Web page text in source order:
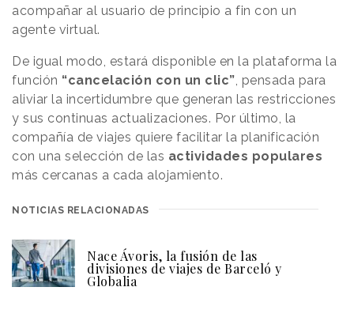
acompañar al usuario de principio a fin con un
agente virtual.
De igual modo, estará disponible en la plataforma la
función “cancelación con un clic”, pensada para
aliviar la incertidumbre que generan las restricciones
y sus continuas actualizaciones. Por último, la
compañía de viajes quiere facilitar la planificación
con una selección de las actividades populares
más cercanas a cada alojamiento.
NOTICIAS RELACIONADAS
Nace Ávoris, la fusión de las
divisiones de viajes de Barceló y
Globalia